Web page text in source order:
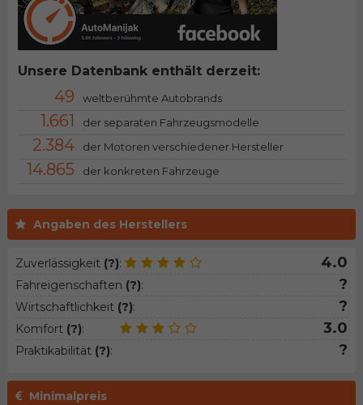
Angaben des Herstellers
Zuverlässigkeit (?): 4.0
Fahreigenschaften (?): ?
Wirtschaftlichkeit (?): ?
Komfort (?): 3.0
Praktikabilität (?): ?
Minimalpreis
Unsere Datenbank enthält derzeit:
49 weltberühmte Autobrands
1.661 der separaten Fahrzeugsmodelle
2.384 der Motoren verschiedener Hersteller
14.865 der konkreten Fahrzeuge